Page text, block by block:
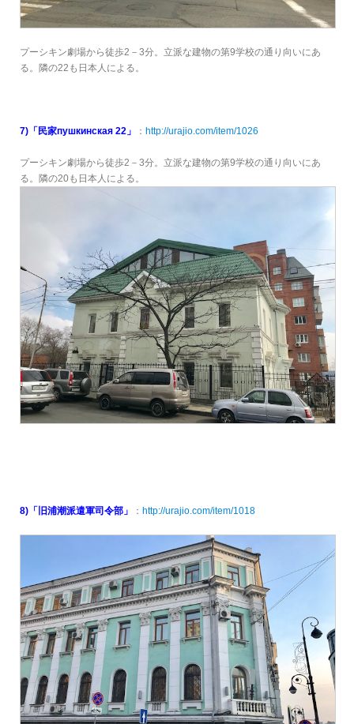
プーシキン劇場から徒歩2－3分。立派な建物の第9学校の通り向いにあ
る。隣の22も日本人による。
7)「民家пушкинская 22」 ： http://urajio.com/item/1026
プーシキン劇場から徒歩2－3分。立派な建物の第9学校の通り向いにあ
る。隣の20も日本人による。
8)「旧浦潮派遣軍司令部」 ： http://urajio.com/item/1018